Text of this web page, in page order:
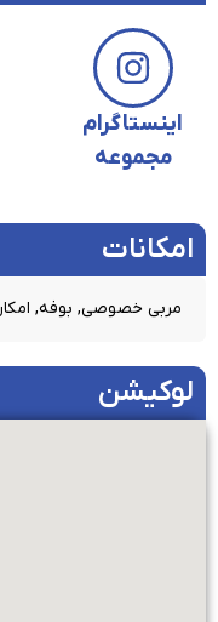
اینستاگرام
مجموعه
امکانات​
مربی خصوصی, بوفه,
لوکیشن